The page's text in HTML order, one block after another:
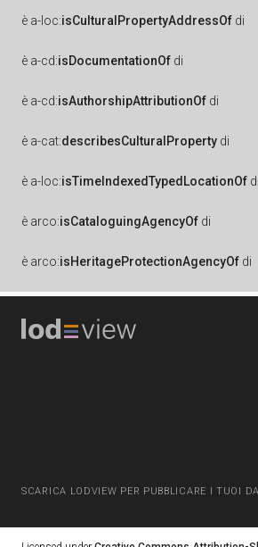
è a-loc:isCulturalPropertyAddressOf di
è a-cd:isDocumentationOf di
è a-cd:isAuthorshipAttributionOf di
è a-cat:describesCulturalProperty di
è a-loc:isTimeIndexedTypedLocationOf di
è arco:isCataloguingAgencyOf di
è arco:isHeritageProtectionAgencyOf di
SCARICA LODVIEW PER PUBBLICARE I TUOI